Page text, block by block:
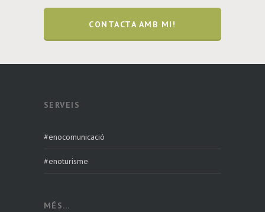
CONTACTA AMB MI!
SERVEIS
#enocomunicació
#enoturisme
MÉS…